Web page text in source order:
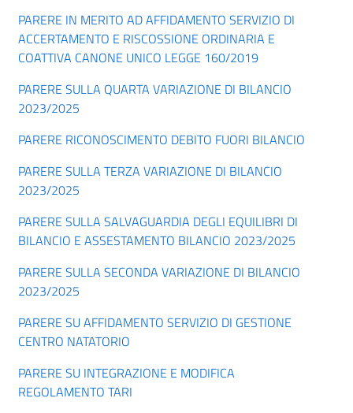
PARERE IN MERITO AD AFFIDAMENTO SERVIZIO DI
ACCERTAMENTO E RISCOSSIONE ORDINARIA E
COATTIVA CANONE UNICO LEGGE 160/2019
PARERE SULLA QUARTA VARIAZIONE DI BILANCIO
2023/2025
PARERE RICONOSCIMENTO DEBITO FUORI BILANCIO
PARERE SULLA TERZA VARIAZIONE DI BILANCIO
2023/2025
PARERE SULLA SALVAGUARDIA DEGLI EQUILIBRI DI
BILANCIO E ASSESTAMENTO BILANCIO 2023/2025
PARERE SULLA SECONDA VARIAZIONE DI BILANCIO
2023/2025
PARERE SU AFFIDAMENTO SERVIZIO DI GESTIONE
CENTRO NATATORIO
PARERE SU INTEGRAZIONE E MODIFICA
REGOLAMENTO TARI